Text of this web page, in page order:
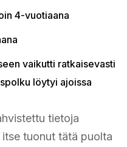
4-vuotiaana
vaikutti ratkaisevasti
löytyi ajoissa
tietoja
tuonut tätä puolta